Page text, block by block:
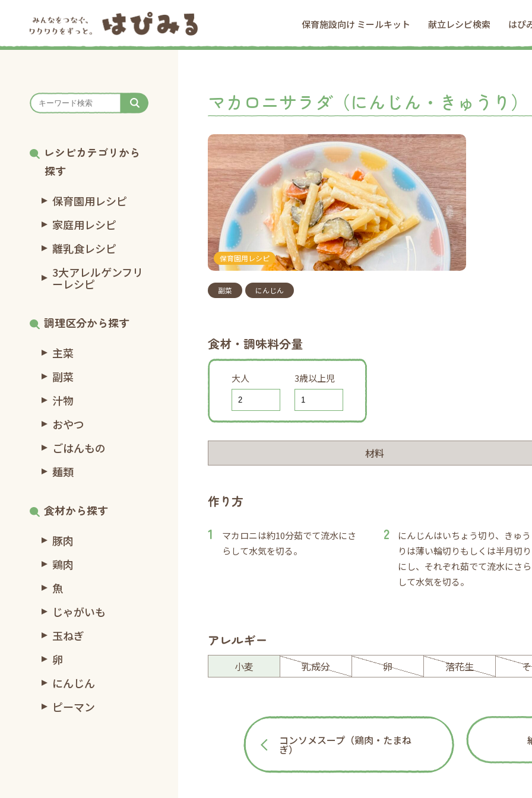
保育施設向け ミールキット 献立レシピ検索 はぴ
レシピカテゴリから
探す
保育園用レシピ
家庭用レシピ
離乳食レシピ
3大アレルゲンフリ
ーレシピ
調理区分から探す
主菜
副菜
汁物
おやつ
ごはんもの
麺類
食材から探す
豚肉
鶏肉
魚
じゃがいも
玉ねぎ
卵
にんじん
ピーマン
マカロニサラダ（にんじん・きゅうり）
保育園用レシピ
副菜 にんじん
食材・調味料分量
大人 3歳以上児
材料
作り方
マカロニは約10分茹でて流水にさ
らして水気を切る。
にんじんはいちょう切り、きゅう
りは薄い輪切りもしくは半月切り
にし、それぞれ茹でて流水にさら
して水気を切る。
アレルギー
小麦 乳成分 卵 落花生
コンソメスープ（鶏肉・たまね
ぎ）